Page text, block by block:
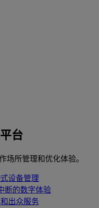
台
场所管理和优化体验。
设备管理
断的数字体验
出众服务